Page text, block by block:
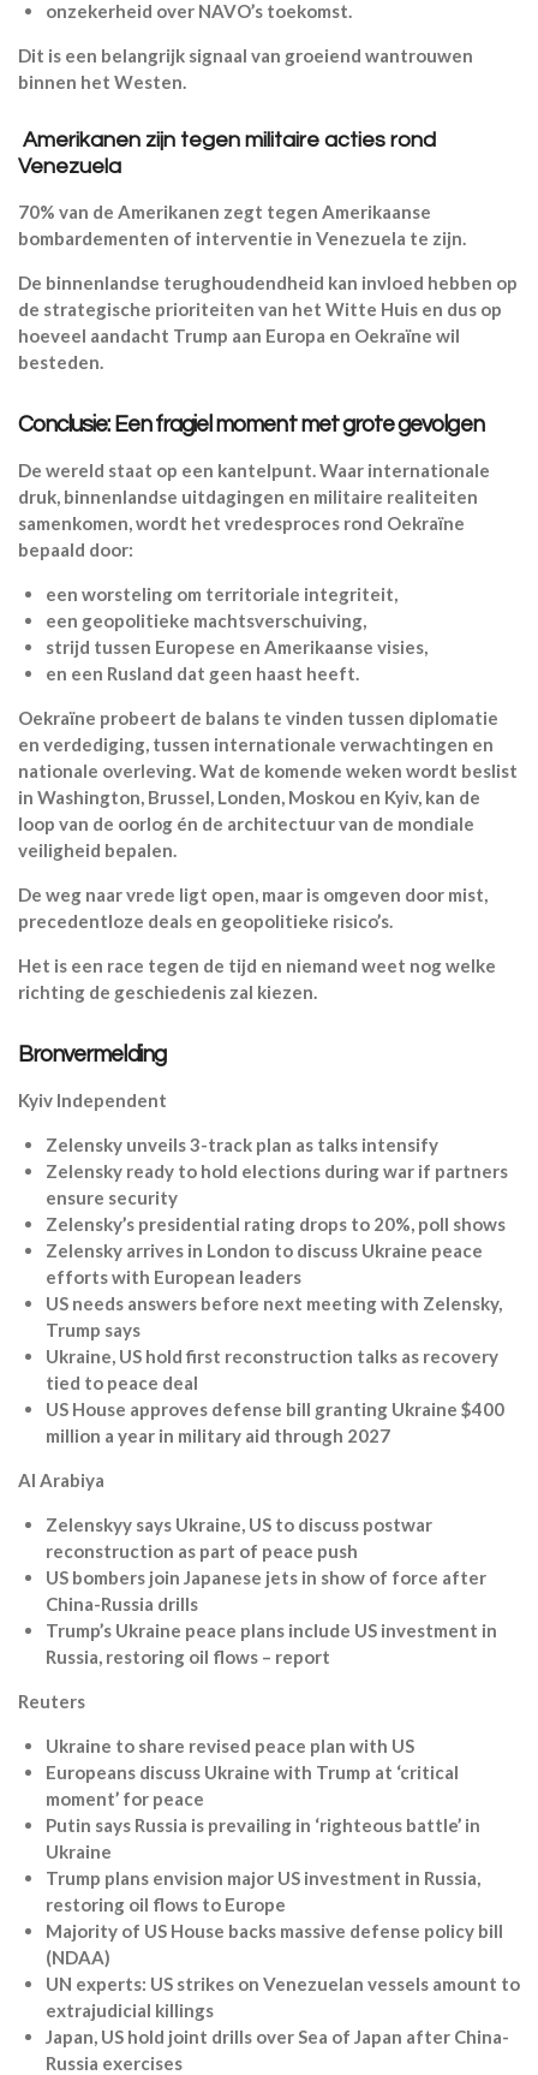
onzekerheid over NAVO’s toekomst.
Dit is een belangrijk signaal van groeiend wantrouwen
binnen het Westen.
Amerikanen zijn tegen militaire acties rond
Venezuela
70% van de Amerikanen zegt tegen Amerikaanse
bombardementen of interventie in Venezuela te zijn.
De binnenlandse terughoudendheid kan invloed hebben op
de strategische prioriteiten van het Witte Huis en dus op
hoeveel aandacht Trump aan Europa en Oekraïne wil
besteden.
Conclusie: Een fragiel moment met grote gevolgen
De wereld staat op een kantelpunt. Waar internationale
druk, binnenlandse uitdagingen en militaire realiteiten
samenkomen, wordt het vredesproces rond Oekraïne
bepaald door:
een worsteling om territoriale integriteit,
een geopolitieke machtsverschuiving,
strijd tussen Europese en Amerikaanse visies,
en een Rusland dat geen haast heeft.
Oekraïne probeert de balans te vinden tussen diplomatie
en verdediging, tussen internationale verwachtingen en
nationale overleving. Wat de komende weken wordt beslist
in Washington, Brussel, Londen, Moskou en Kyiv, kan de
loop van de oorlog én de architectuur van de mondiale
veiligheid bepalen.
De weg naar vrede ligt open, maar is omgeven door mist,
precedentloze deals en geopolitieke risico’s.
Het is een race tegen de tijd en niemand weet nog welke
richting de geschiedenis zal kiezen.
Bronvermelding
Kyiv Independent
Zelensky unveils 3-track plan as talks intensify
Zelensky ready to hold elections during war if partners
ensure security
Zelensky’s presidential rating drops to 20%, poll shows
Zelensky arrives in London to discuss Ukraine peace
efforts with European leaders
US needs answers before next meeting with Zelensky,
Trump says
Ukraine, US hold first reconstruction talks as recovery
tied to peace deal
US House approves defense bill granting Ukraine $400
million a year in military aid through 2027
Al Arabiya
Zelenskyy says Ukraine, US to discuss postwar
reconstruction as part of peace push
US bombers join Japanese jets in show of force after
China-Russia drills
Trump’s Ukraine peace plans include US investment in
Russia, restoring oil flows – report
Reuters
Ukraine to share revised peace plan with US
Europeans discuss Ukraine with Trump at ‘critical
moment’ for peace
Putin says Russia is prevailing in ‘righteous battle’ in
Ukraine
Trump plans envision major US investment in Russia,
restoring oil flows to Europe
Majority of US House backs massive defense policy bill
(NDAA)
UN experts: US strikes on Venezuelan vessels amount to
extrajudicial killings
Japan, US hold joint drills over Sea of Japan after China-
Russia exercises